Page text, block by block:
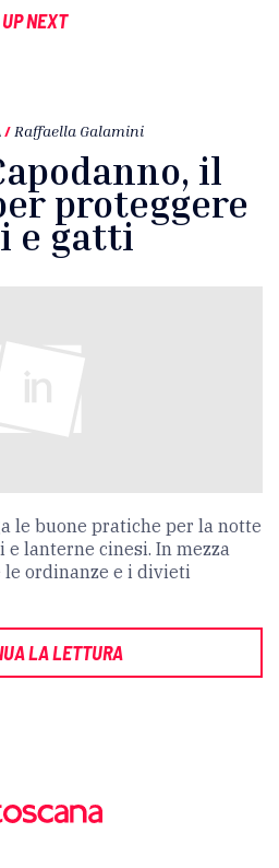
UP NEXT
/ Raffaella Galamini
il
proteggere
e gatti
le buone pratiche per la notte
lanterne cinesi. In mezza
le ordinanze e i divieti
LA LETTURA